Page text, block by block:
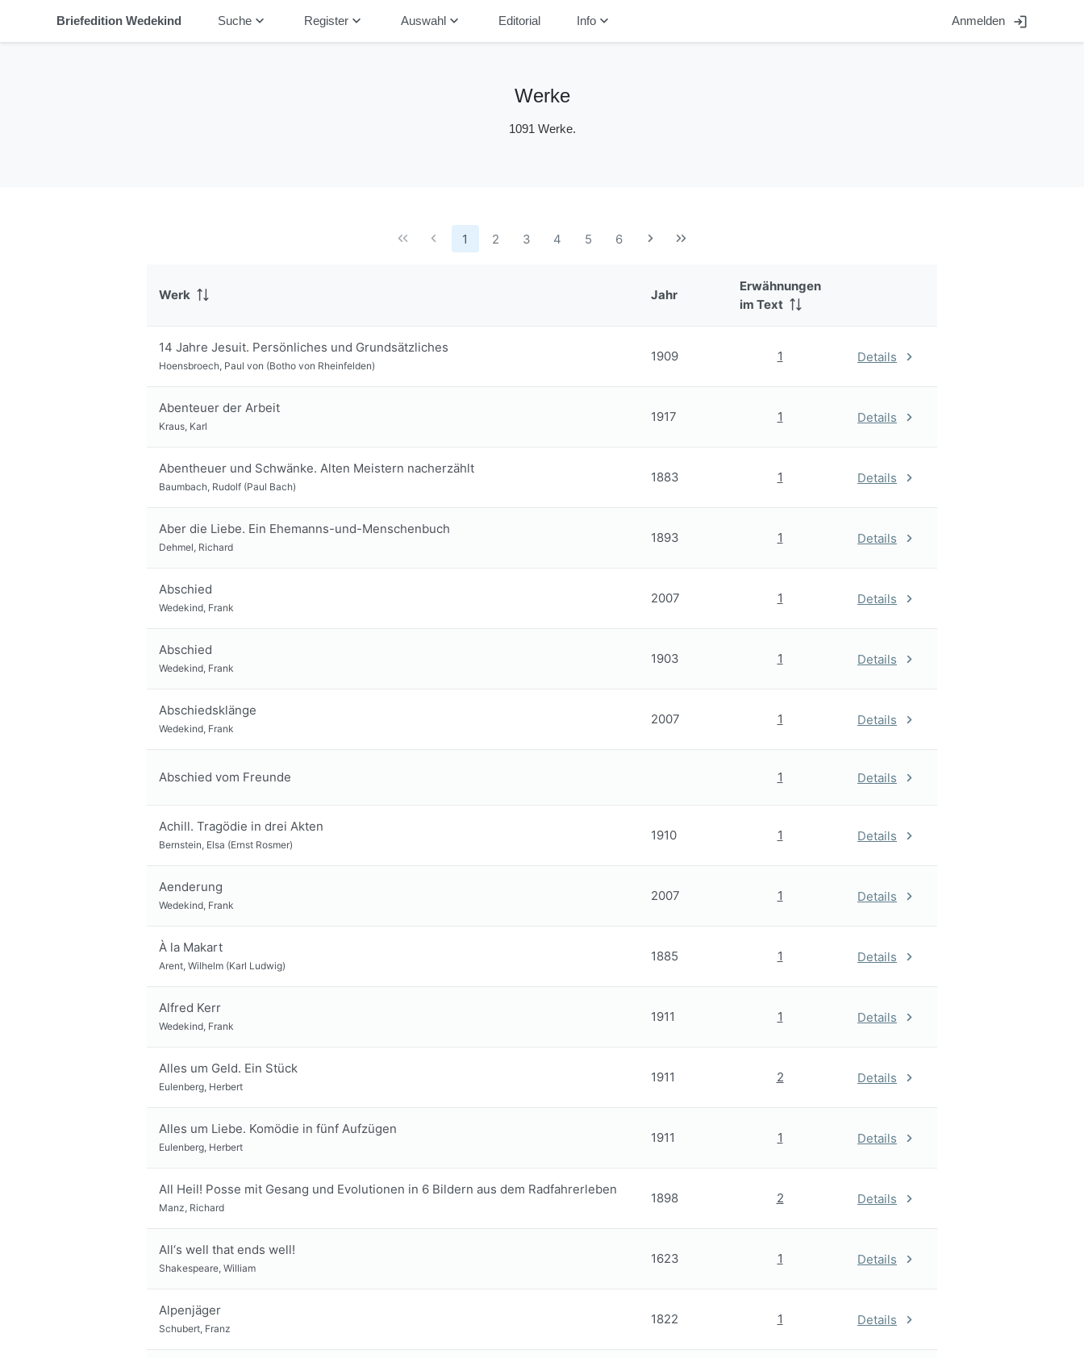
Briefedition Wedekind Suchekeyboard_arrow_down Registerkeyboard_arrow_down Auswahlkeyboard_arrow_down Editorial Infokeyboard_arrow_down Anmelden login
Werke
1091 Werke.
1 2 3 4 5 6
Werk Jahr
Erwähnungen
im Text
14 Jahre Jesuit. Persönliches und Grundsätzliches
Hoensbroech, Paul von (Botho von Rheinfelden)
1909 1 Details
Abenteuer der Arbeit
Kraus, Karl
1917 1 Details
Abentheuer und Schwänke. Alten Meistern nacherzählt
Baumbach, Rudolf (Paul Bach)
1883 1 Details
Aber die Liebe. Ein Ehemanns-und-Menschenbuch
Dehmel, Richard
1893 1 Details
Abschied
Wedekind, Frank
2007 1 Details
Abschied
Wedekind, Frank
1903 1 Details
Abschiedsklänge
Wedekind, Frank
2007 1 Details
Abschied vom Freunde 1 Details
Achill. Tragödie in drei Akten
Bernstein, Elsa (Ernst Rosmer)
1910 1 Details
Aenderung
Wedekind, Frank
2007 1 Details
À la Makart
Arent, Wilhelm (Karl Ludwig)
1885 1 Details
Alfred Kerr
Wedekind, Frank
1911 1 Details
Alles um Geld. Ein Stück
Eulenberg, Herbert
1911 2 Details
Alles um Liebe. Komödie in fünf Aufzügen
Eulenberg, Herbert
1911 1 Details
All Heil! Posse mit Gesang und Evolutionen in 6 Bildern aus dem Radfahrerleben
Manz, Richard
1898 2 Details
All‘s well that ends well!
Shakespeare, William
1623 1 Details
Alpenjäger
Schubert, Franz
1822 1 Details